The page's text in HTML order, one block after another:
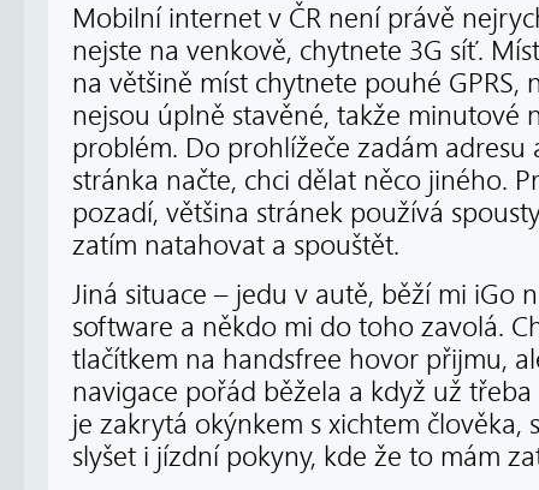
Mobilní internet v ČR není právě
nejste na venkově, chytnete 3G síť.
na většině míst chytnete pouhé GPRS,
nejsou úplně stavěné, takže minutové
problém. Do prohlížeče zadám adresu
stránka načte, chci dělat něco jiného.
pozadí, většina stránek používá
zatím natahovat a spouštět.
Jiná situace – jedu v autě, běží mi iGo
software a někdo mi do toho zavolá.
tlačítkem na handsfree hovor přijmu,
navigace pořád běžela a když už
je zakrytá okýnkem s xichtem člověka,
slyšet i jízdní pokyny, kde že to mám